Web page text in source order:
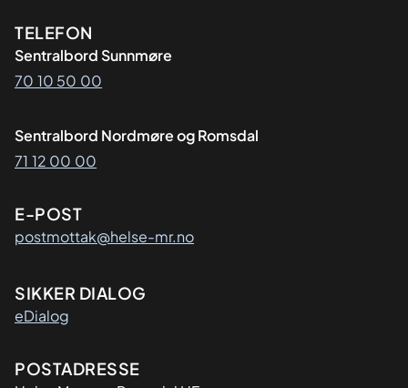
Kontaktinformasjon
TELEFON
Sentralbord Sunnmøre
70 10 50 00
Sentralbord Nordmøre og Romsdal
71 12 00 00
E-POST
postmottak@helse-mr.no
SIKKER DIALOG
eDialog
Adresse
POSTADRESSE